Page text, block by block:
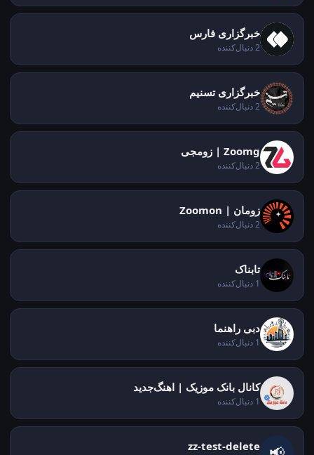
خبرگزاری فارس
2 دنبال‌کننده
خبرگزاری تسنیم
2 دنبال‌کننده
Zoomg | زومجی
2 دنبال‌کننده
زومان | Zoomon
2 دنبال‌کننده
تابناک
1 دنبال‌کننده
دبی راهنما
1 دنبال‌کننده
کانال بانک‌ موزیک | اهنگ‌جدید
1 دنبال‌کننده
zz-test-delete